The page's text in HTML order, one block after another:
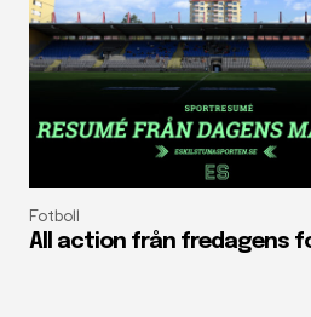
Fotboll
All action från fredagens